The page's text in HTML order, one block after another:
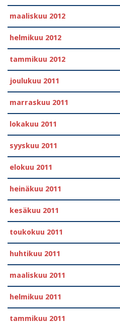
maaliskuu 2012
helmikuu 2012
tammikuu 2012
joulukuu 2011
marraskuu 2011
lokakuu 2011
syyskuu 2011
elokuu 2011
heinäkuu 2011
kesäkuu 2011
toukokuu 2011
huhtikuu 2011
maaliskuu 2011
helmikuu 2011
tammikuu 2011